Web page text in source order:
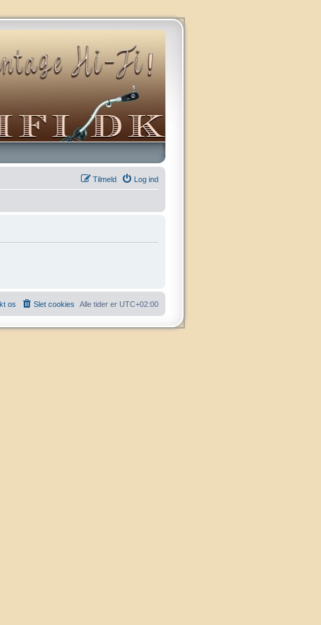
Log ind
Tilmeld
Alle tider er UTC+02:00
Slet cookies
os